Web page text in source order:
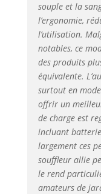
souple et la
l’ergonomie,
l’utilisation.
notables, ce
des produits
équivalente.
surtout en
offrir un
de charge est
incluant
largement ces
souffleur allie
le rend
amateurs de